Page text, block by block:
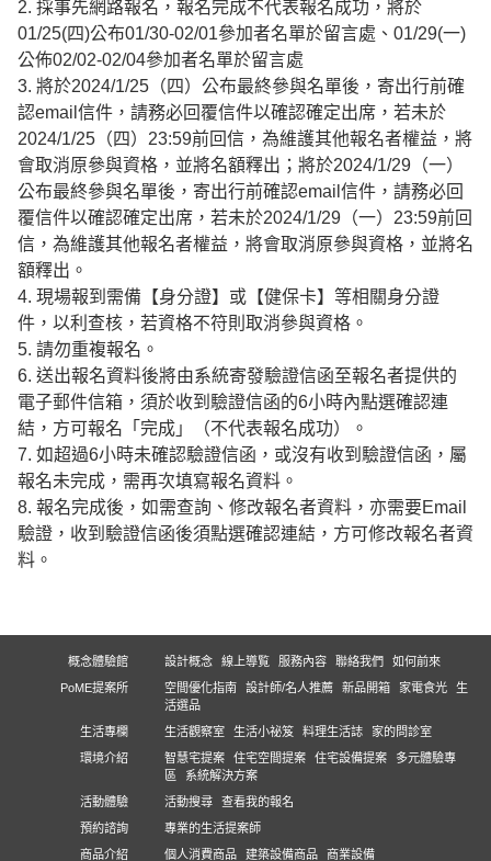
2. 採事先網路報名，報名完成不代表報名成功，將於
01/25(四)公布01/30-02/01參加者名單於留言處、01/29(一)
公佈02/02-02/04參加者名單於留言處
3. 將於2024/1/25（四）公布最終參與名單後，寄出行前確
認email信件，請務必回覆信件以確認確定出席，若未於
2024/1/25（四）23:59前回信，為維護其他報名者權益，將
會取消原參與資格，並將名額釋出；將於2024/1/29（一）
公布最終參與名單後，寄出行前確認email信件，請務必回
覆信件以確認確定出席，若未於2024/1/29（一）23:59前回
信，為維護其他報名者權益，將會取消原參與資格，並將名
額釋出。
4. 現場報到需備【身分證】或【健保卡】等相關身分證
件，以利查核，若資格不符則取消參與資格。
5. 請勿重複報名。
6. 送出報名資料後將由系統寄發驗證信函至報名者提供的
電子郵件信箱，須於收到驗證信函的6小時內點選確認連
結，方可報名「完成」（不代表報名成功）。
7. 如超過6小時未確認驗證信函，或沒有收到驗證信函，屬
報名未完成，需再次填寫報名資料。
8. 報名完成後，如需查詢、修改報名者資料，亦需要Email
驗證，收到驗證信函後須點選確認連結，方可修改報名者資
料。
概念體驗館 設計概念 線上導覧 服務內容 聯絡我們
如何前來
PoME提案所
空間優化指南 設計師/名人推薦 新品開箱 家電食光
生
活選品
生活專欄
生活觀察室 生活小祕笈 料理生活誌
家的問診室
環境介紹
智慧宅提案 住宅空間提案 住宅設備提案
多元體驗專
區
系統解決方案
活動體驗
活動搜尋
查看我的報名
預約諮詢
專業的生活提案師
商品介紹
個人消費商品 建築設備商品 商業設備